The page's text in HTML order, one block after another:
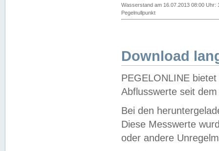
Wasserstand am 16.07.2013 08:00 Uhr:
Pegelnullpunkt
Download
PEGELONLINE
Abflusswerte seit
Bei den
Diese Messwerte
oder andere